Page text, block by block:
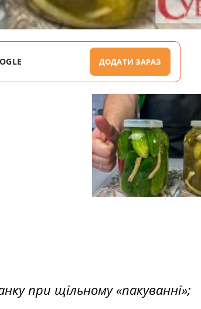
ДОДАТИ ЗАРАЗ
при щільному «пакуванні»;